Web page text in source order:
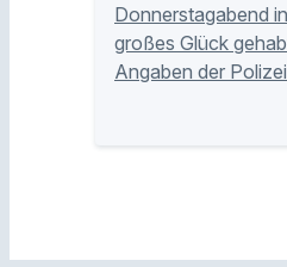
Donnerstagabend
großes Glück
Angaben der